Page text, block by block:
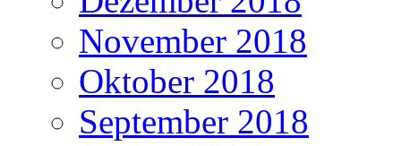
November 2018
Oktober 2018
September 2018